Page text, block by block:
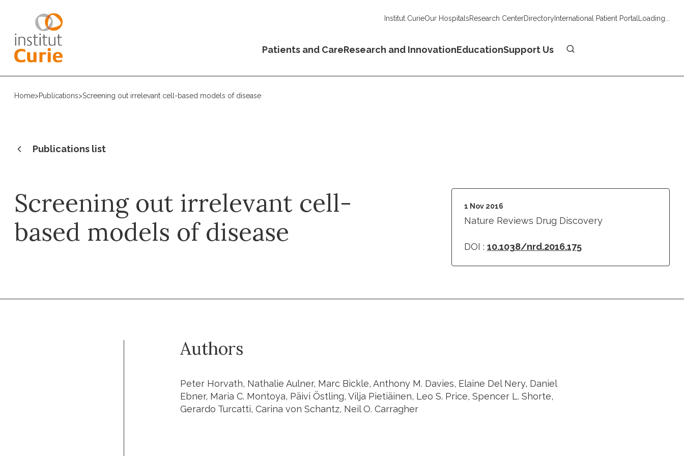
Institut CurieOur HospitalsResearch CenterDirectoryInternational Patient Portal Loading...
Patients and CareResearch and InnovationEducationSupport Us
Home>Publications>Screening out irrelevant cell-based models of disease
Publications list
Screening out irrelevant cell-
based models of disease
1 Nov 2016
Nature Reviews Drug Discovery
DOI : 10.1038/nrd.2016.175
Authors
Peter Horvath, Nathalie Aulner, Marc Bickle, Anthony M. Davies, Elaine Del Nery, Daniel
Ebner, Maria C. Montoya, Päivi Östling, Vilja Pietiäinen, Leo S. Price, Spencer L. Shorte,
Gerardo Turcatti, Carina von Schantz, Neil O. Carragher